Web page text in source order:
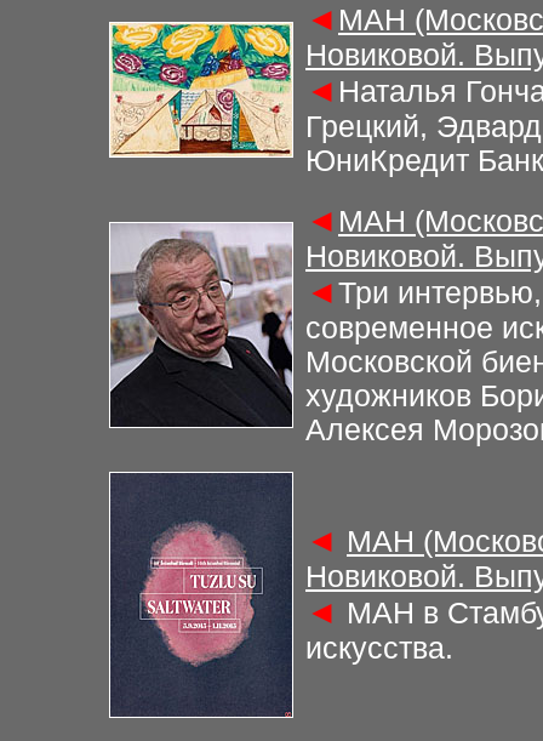
◄ МАН
Новиковой.
◄ Наталья
Грецкий,
ЮниКредит
◄ МАН
Новиковой.
◄Три
современное
Московской
художников
Алексея
◄ МАН
Новиковой.
◄ МАН в
искусства.